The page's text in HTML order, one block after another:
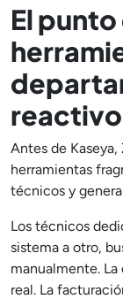
El
reactivo
Antes de
herramientas
técnicos y
Los técnicos
sistema a otro,
manualmente.
real. La